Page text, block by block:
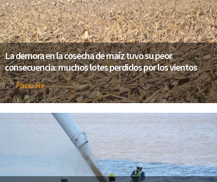
La demora en la cosecha de maíz tuvo su peor
consecuencia: muchos lotes perdidos por los vientos
PorFavio Re